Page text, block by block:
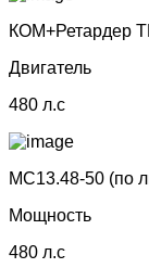
КОМ+Ретардер
Двигатель
480 л.с
MC13.48-50 (по
Мощность
480 л.с